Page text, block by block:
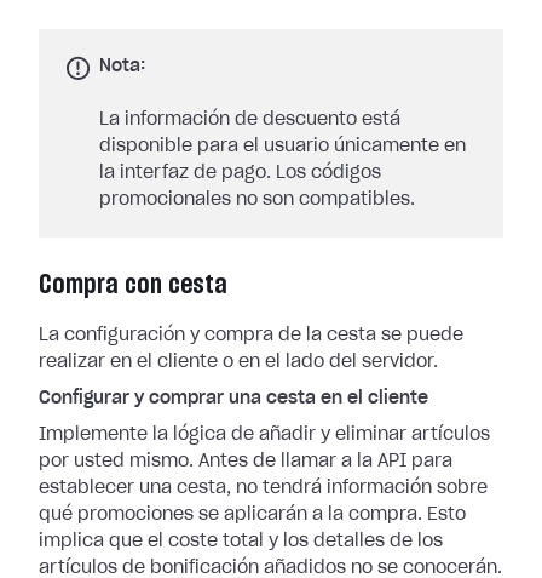
Nota:
La información de descuento está
disponible para el usuario únicamente en
la interfaz de pago. Los códigos
promocionales no son compatibles.
Compra con cesta
La configuración y compra de la cesta se puede
realizar en el cliente o en el lado del servidor.
Configurar y comprar una cesta en el cliente
Implemente la lógica de añadir y eliminar artículos
por usted mismo. Antes de llamar a la API para
establecer una cesta, no tendrá información sobre
qué promociones se aplicarán a la compra. Esto
implica que el coste total y los detalles de los
artículos de bonificación añadidos no se conocerán.